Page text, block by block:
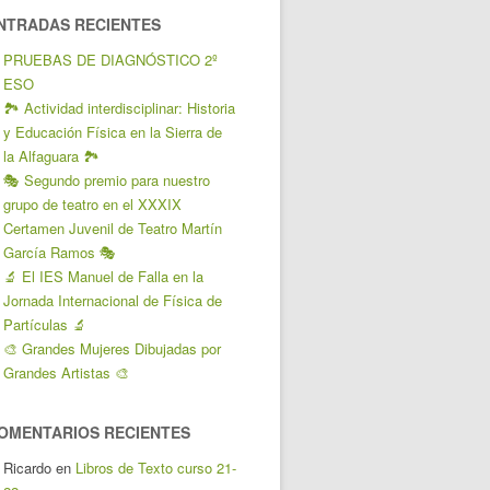
RECIENTES
PRUEBAS DE DIAGNÓSTICO 2º
ESO
🏞️ Actividad interdisciplinar: Historia
y Educación Física en la Sierra de
la Alfaguara 🏞️
🎭 Segundo premio para nuestro
grupo de teatro en el XXXIX
Certamen Juvenil de Teatro Martín
García Ramos 🎭
🔬 El IES Manuel de Falla en la
Jornada Internacional de Física de
Partículas 🔬
🎨 Grandes Mujeres Dibujadas por
Grandes Artistas 🎨
RECIENTES
Ricardoen Libros de Texto curso 21-